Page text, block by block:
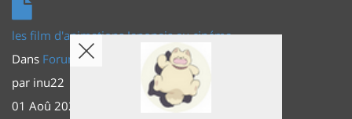
les film d'animations Japonais au cinéma
Dans Forum Principal
Actus (TV, vidéo, web)
par inu22
01 Aoû 2026 20:56